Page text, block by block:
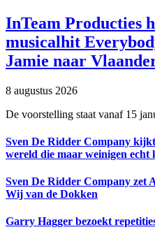
InTeam Producties
musicalhit
Jamie naar
8 augustus 2026
De voorstelling staat vanaf 15
Sven De Ridder Company
wereld die maar weinigen echt
Sven De Ridder Company zet
Wij van de Dokken
Garry Hagger bezoekt